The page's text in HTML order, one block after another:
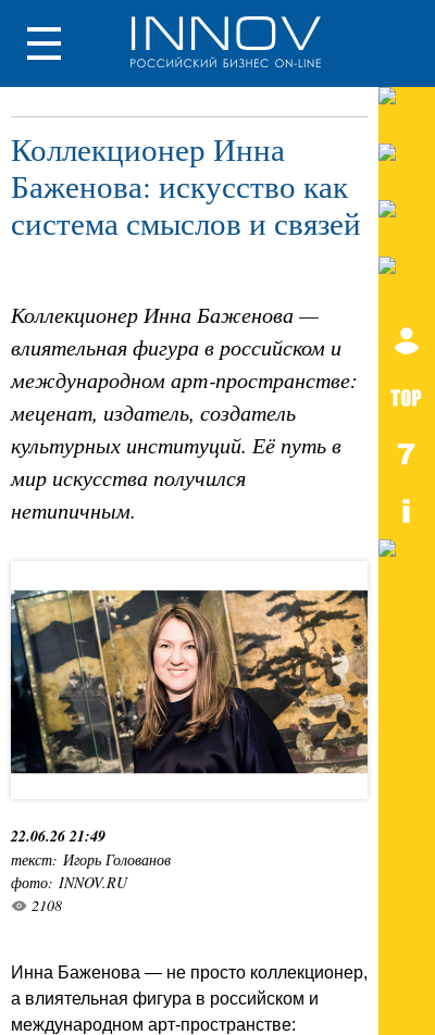
Коллекционер Инна
Баженова: искусство как
система смыслов и связей
Коллекционер Инна Баженова —
влиятельная фигура в российском и
международном арт‑пространстве:
меценат, издатель, создатель
культурных институций. Её путь в
мир искусства получился
нетипичным.
22.06.26 21:49
текст: Игорь Голованов
фото: INNOV.RU
2108
Инна Баженова — не просто коллекционер,
а влиятельная фигура в российском и
международном арт‑пространстве: